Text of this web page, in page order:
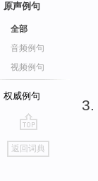
原声例句
全部
音频例句
视频例句
权威例句
go
top
返回词典